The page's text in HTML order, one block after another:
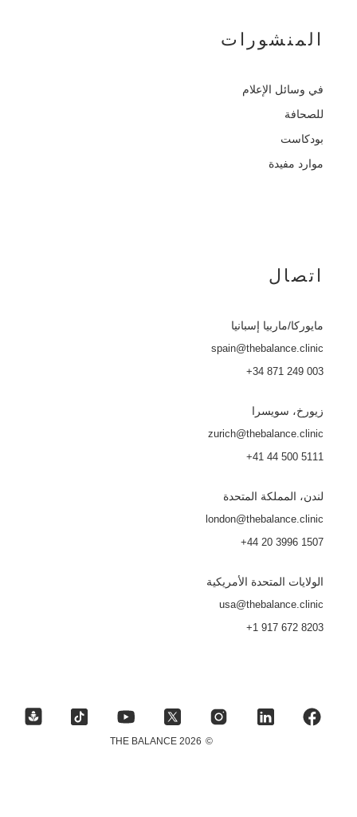
المنشورات
في وسائل الإعلام
للصحافة
بودكاست
موارد مفيدة
اتصال
مايوركا/ماربيا إسبانيا
spain@thebalance.clinic
+34 871 249 003
زيورخ، سويسرا
zurich@thebalance.clinic
+41 44 500 5111
لندن، المملكة المتحدة
london@thebalance.clinic
+44 20 3996 1507
الولايات المتحدة الأمريكية
usa@thebalance.clinic
+1 917 672 8203
©
2026 THE BALANCE